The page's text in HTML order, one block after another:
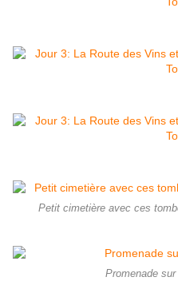
Petit cimetière avec ces
Promenade